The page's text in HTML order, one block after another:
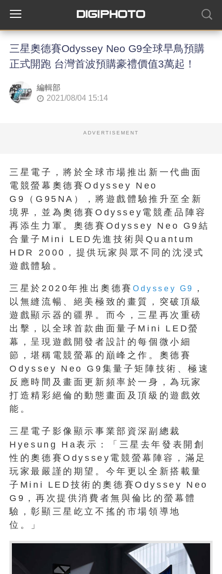
三星奧德賽Odyssey Neo G9全球早鳥預購
正式開跑 台灣首波預購豪禮價值3萬起！
編輯部
2021/08/04 15:14
ADVERTISEMENT
三星電子，將於全球市場推出新一代曲面
電競螢幕奧德賽Odyssey Neo
G9（G95NA），將遊戲體驗推升至全新
境界，並為奧德賽Odyssey電競產品陣容
再添生力軍。奧德賽Odyssey Neo G9結
合量子Mini LED先進技術與Quantum
HDR 2000，提供玩家與眾不同的沈浸式
遊戲體驗。
三星於2020年推出奧德賽 Odyssey G9
，
以無縫流暢、絕美極致的畫質，突破頂級
遊戲顯示器的疆界。而今，三星再次重磅
出擊，以全球首款曲面量子Mini LED螢
幕，呈現遊戲開發者設計的每個微小細
節，堪稱電競螢幕的巔峰之作。奧德賽
Odyssey Neo G9集量子矩陣技術、極速
反應時間及畫面更新頻率於一身，為玩家
打造精彩絕倫的動態畫面及頂級的遊戲效
能。
三星電子影像顯示事業部資深副總裁
Hyesung Ha表示：「三星去年發表開創
性的奧德賽Odyssey電競螢幕陣容，滿足
玩家最嚴謹的期望。今年更以全新搭載量
子Mini LED技術的奧德賽Odyssey Neo
G9，再次提供消費者無與倫比的螢幕體
驗，彰顯三星屹立不搖的市場領導地
位。」